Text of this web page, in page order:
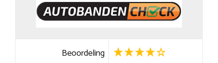
Beoordeling